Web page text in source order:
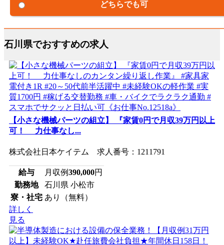
どちらでも可
石川県でおすすめの求人
【小さな機械パーツの組立】 『家賃0円で月収39万円以上
可！ 力仕事なし...
株式会社日本ケイテム 求人番号：1211791
給与 月収例390,000円
勤務地
石川県 小松市
寮・社宅 あり（無料）
詳しく
見る